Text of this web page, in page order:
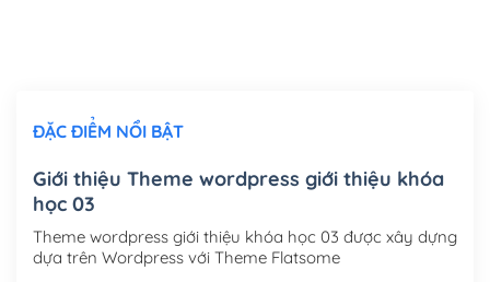
Mua thêm Host + Tên miền
Tên miền Việt Nam .vn (1 năm)
Hosting 2GB SSD (1 năm)(+450,000₫)
ĐẶC ĐIỂM NỔI BẬT
Giới thiệu Theme wordpress giới thiệu khóa
học 03
Theme wordpress giới thiệu khóa học 03 được xây dựng
dựa trên Wordpress với Theme Flatsome